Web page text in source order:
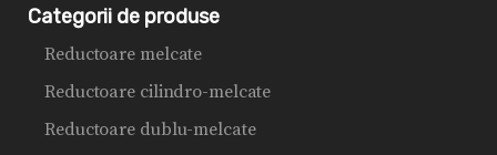
Categorii de produse
Reductoare melcate
Reductoare cilindro-melcate
Reductoare dublu-melcate